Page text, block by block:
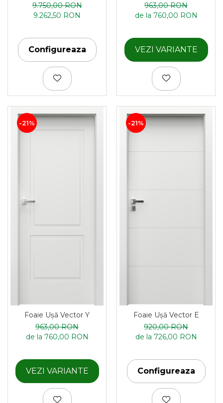
9.750,00 RON
9.262,50 RON
Configureaza
963,00 RON
de la 760,00 RON
VEZI VARIANTE
-21%
Foaie Ușă Vector Y
963,00 RON
de la 760,00 RON
VEZI VARIANTE
-21%
Foaie Ușă Vector E
920,00 RON
de la 726,00 RON
Configureaza